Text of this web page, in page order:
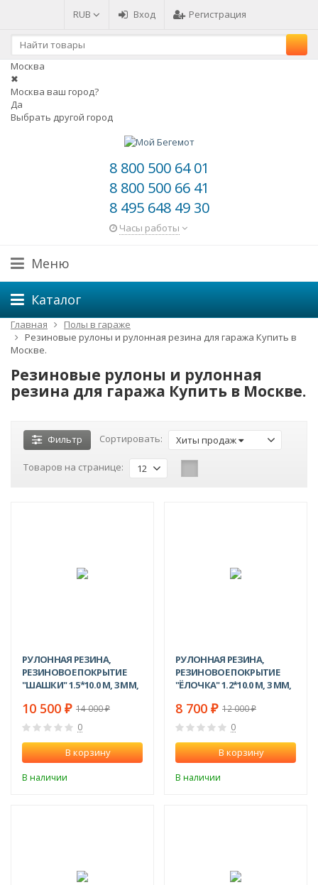
RUB Вход Регистрация
Москва
✖
Москва ваш город?
Да
Выбрать другой город
8 800 500 64 01
8 800 500 66 41
8 495 648 49 30
Часы работы
Меню
Каталог
Главная
Полы в гараже
Резиновые рулоны и рулонная резина для гаража Купить в
Москве.
Резиновые рулоны и рулонная
резина для гаража Купить в Москве.
Фильтр Сортировать: Хиты продаж
Товаров на странице: 12
РУЛОННАЯ РЕЗИНА,
РЕЗИНОВОЕ ПОКРЫТИЕ
"ШАШКИ" 1.5*10.0 М, 3 ММ,
10 500 ₽ 14 000₽
0
В корзину
В наличии
РУЛОННАЯ РЕЗИНА,
РЕЗИНОВОЕ ПОКРЫТИЕ
"ЁЛОЧКА" 1.2*10.0 М, 3 ММ,
8 700 ₽ 12 000₽
0
В корзину
В наличии